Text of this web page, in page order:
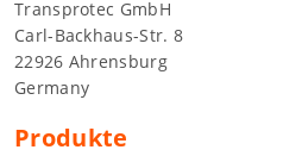
Transprotec GmbH
Carl-Backhaus-Str. 8
22926 Ahrensburg
Germany
Produkte